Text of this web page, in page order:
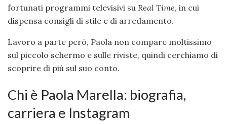
fortunati programmi televisivi su Real Time, in cui
dispensa consigli di stile e di arredamento.
Lavoro a parte però, Paola non compare moltissimo
sul piccolo schermo e sulle riviste, quindi cerchiamo di
scoprire di più sul suo conto.
Chi è Paola Marella: biografia,
carriera e Instagram